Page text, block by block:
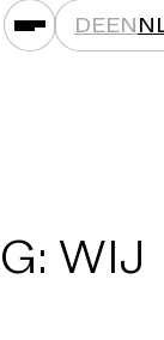
DEEN
WIJ